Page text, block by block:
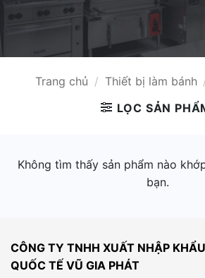
Trang chủ / Thiết bị làm bánh
LỌC SẢN
Không tìm thấy sản phẩm nào
bạn.
CÔNG TY TNHH XUẤT NHẬP
QUỐC TẾ VŨ GIA PHÁT